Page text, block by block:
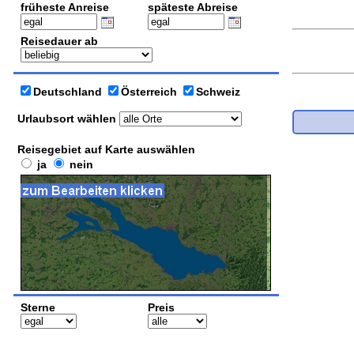
früheste Anreise späteste Abreise
Reisedauer ab
Urlaubsort wählen
Deutschland Österreich Schweiz
Reisegebiet auf Karte auswählen
ja
nein
Sterne Preis